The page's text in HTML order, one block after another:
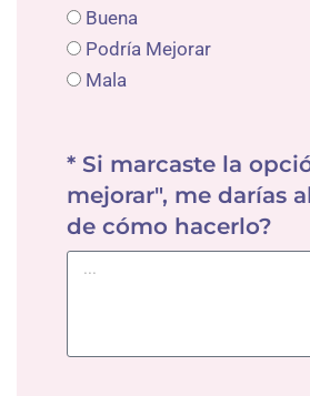
Buena
Podría Mejorar
Mala
* Si marcaste la
mejorar", me darías
de cómo hacerlo?